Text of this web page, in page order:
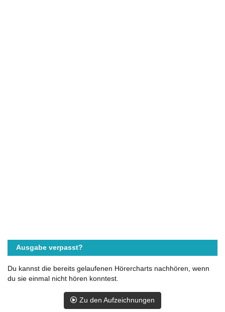
Ausgabe verpasst?
Du kannst die bereits gelaufenen Hörercharts nachhören, wenn
du sie einmal nicht hören konntest.
Zu den Aufzeichnungen